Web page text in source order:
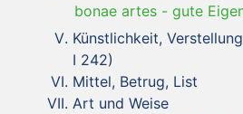
bonae artes - gute
Künstlichkeit,
I 242)
Mittel, Betrug, List
Art und Weise